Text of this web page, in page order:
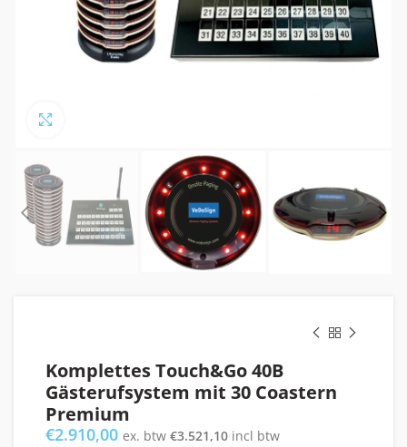
Komplettes Touch&Go 40B
Gästerufsystem mit 30 Coastern
Premium
€2.910,00 ex. btw €3.521,10 incl btw